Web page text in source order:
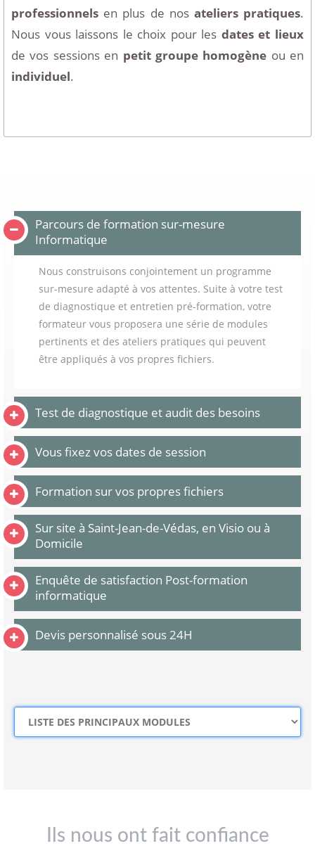
professionnels en plus de nos ateliers pratiques.
Nous vous laissons le choix pour les dates et lieux
de vos sessions en petit groupe homogène ou en
individuel.
Parcours de formation sur-mesure
Informatique
Nous construisons conjointement un programme
sur-mesure adapté à vos attentes. Suite à votre test
de diagnostique et entretien pré-formation, votre
formateur vous proposera une série de modules
pertinents et des ateliers pratiques qui peuvent
être appliqués à vos propres fichiers.
Test de diagnostique et audit des besoins
Vous fixez vos dates de session
Formation sur vos propres fichiers
Sur site à Saint-Jean-de-Védas, en Visio ou à
Domicile
Enquête de satisfaction Post-formation
informatique
Devis personnalisé sous 24H
Ils nous ont fait confiance